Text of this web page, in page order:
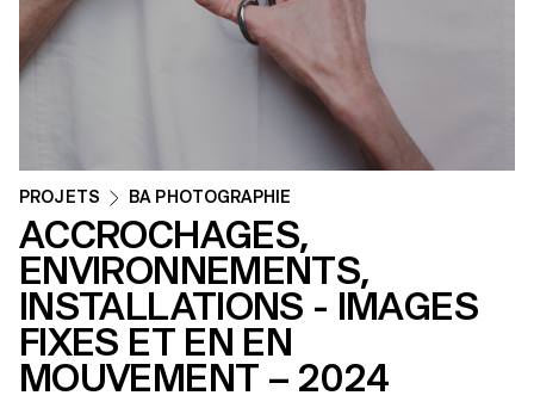
PROJETS BA PHOTOGRAPHIE
ACCROCHAGES,
ENVIRONNEMENTS,
INSTALLATIONS - IMAGES
FIXES ET EN EN
MOUVEMENT – 2024